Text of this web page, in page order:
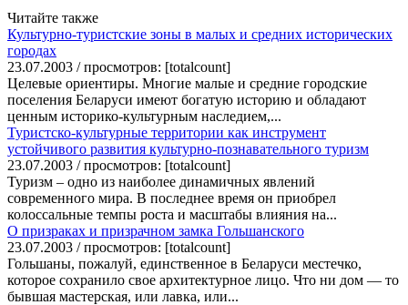
Читайте также
Культурно-туристские зоны в малых и средних исторических
городах
23.07.2003 / просмотров: [totalcount]
Целевые ориентиры. Многие малые и средние городские
поселения Беларуси имеют богатую историю и обладают
ценным историко-культурным наследием,...
Туристско-культурные территории как инструмент
устойчивого развития культурно-познавательного туризм
23.07.2003 / просмотров: [totalcount]
Туризм – одно из наиболее динамичных явлений
современного мира. В последнее время он приобрел
колоссальные темпы роста и масштабы влияния на...
О призраках и призрачном замка Гольшанского
23.07.2003 / просмотров: [totalcount]
Гольшаны, пожалуй, единственное в Беларуси местечко,
которое сохранило свое архитектурное лицо. Что ни дом — то
бывшая мастерская, или лавка, или...